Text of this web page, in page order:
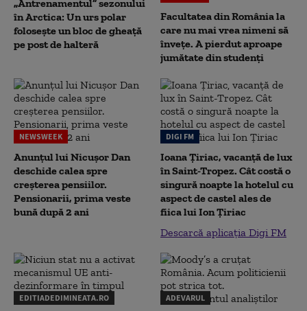
„Antrenamentul” sezonului
în Arctica: Un urs polar
folosește un bloc de gheață
pe post de halteră
Facultatea din România la
care nu mai vrea nimeni să
înveţe. A pierdut aproape
jumătate din studenţi
NEWSWEEK
Anunțul lui Nicușor Dan
deschide calea spre
creșterea pensiilor.
Pensionarii, prima veste
bună după 2 ani
DIGI FM
Ioana Țiriac, vacanță de lux
în Saint-Tropez. Cât costă o
singură noapte la hotelul cu
aspect de castel ales de
fiica lui Ion Țiriac
Descarcă aplicația Digi FM
EDITIADEDIMINEATA.RO ADEVARUL